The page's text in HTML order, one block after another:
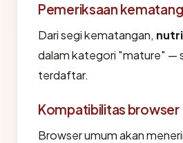
Pemeriksaan
Dari segi kematangan,
dalam kategori "mature" —
terdaftar.
Kompatibilitas browser
Browser umum akan